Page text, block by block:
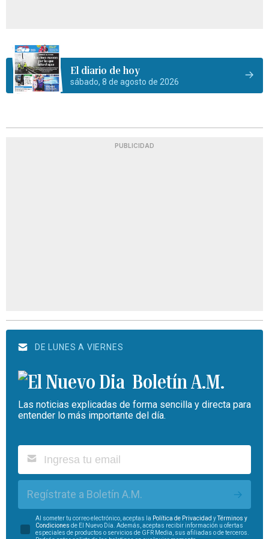
El diario de hoy
sábado, 8 de agosto de 2026
PUBLICIDAD
DE LUNES A VIERNES
Boletín A.M.
Las noticias explicadas de forma sencilla y directa para
entender lo más importante del día.
Regístrate a Boletín A.M.
Al someter tu correo electrónico, aceptas la Política de Privacidad y
Términos y
Condiciones de El Nuevo Día. Además, aceptas recibir información u ofertas
especiales de productos o servicios de GFR Media, sus afiliadas o de terceros.